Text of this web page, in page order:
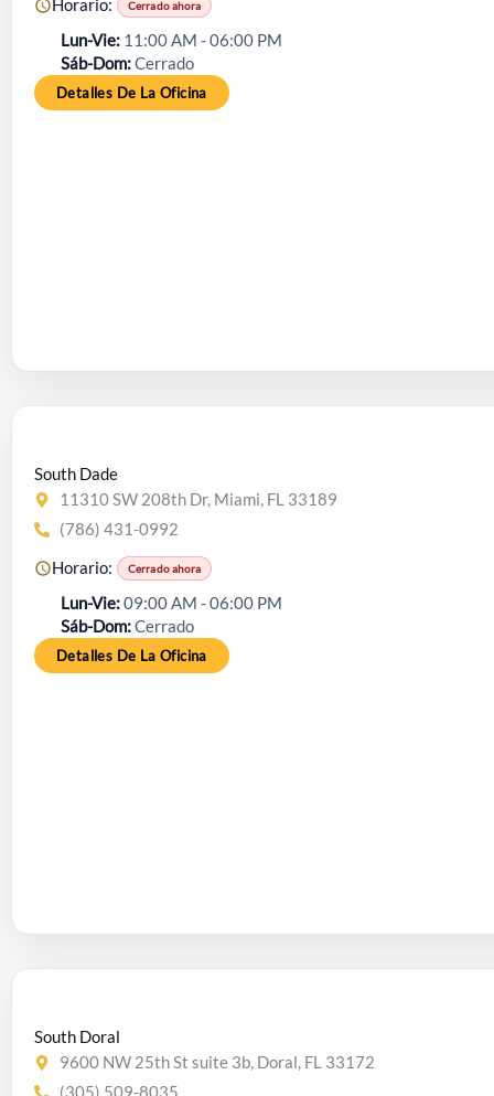
Horario: Cerrado ahora
Lun-Vie 11:00 AM - 06:00 PM
Sáb-Dom Cerrado
Detalles De La Oficina
South Dade
11310 SW 208th Dr, Miami, FL 33189
(786) 431-0992
Horario: Cerrado ahora
Lun-Vie 09:00 AM - 06:00 PM
Sáb-Dom Cerrado
Detalles De La Oficina
South Doral
9600 NW 25th St suite 3b, Doral, FL 33172
(305) 509-8035